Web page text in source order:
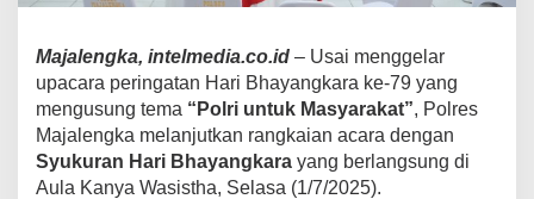
Majalengka, intelmedia.co.id – Usai menggelar
upacara peringatan Hari Bhayangkara ke-79 yang
mengusung tema “Polri untuk Masyarakat”, Polres
Majalengka melanjutkan rangkaian acara dengan
Syukuran Hari Bhayangkara yang berlangsung di
Aula Kanya Wasistha, Selasa (1/7/2025).